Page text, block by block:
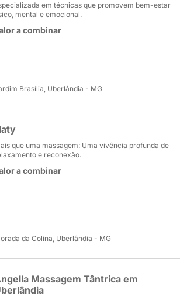
em técnicas que promovem bem-estar
mental e emocional.
a combinar
Brasília, Uberlândia - MG
que uma massagem: Uma vivência profunda de
e reconexão.
a combinar
da Colina, Uberlândia - MG
Massagem Tântrica em